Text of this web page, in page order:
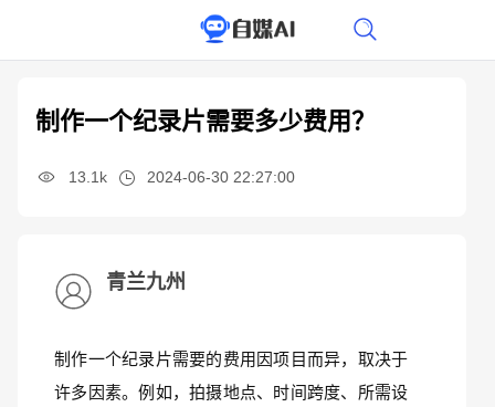
制作一个纪录片需要多少费用？
13.1k 2024-06-30 22:27:00
青兰九州
制作一个纪录片需要的费用因项目而异，取决于
许多因素。例如，拍摄地点、时间跨度、所需设